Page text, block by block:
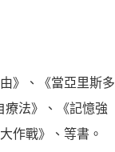
》、《當亞里斯多
療法》、《記憶強
作戰》、等書。